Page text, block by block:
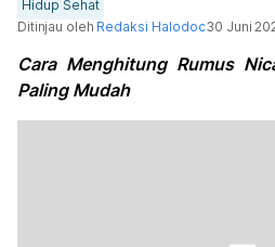
Hidup Sehat
Ditinjau oleh Redaksi Halodoc30 Juni
Cara Menghitung Rumus
Paling Mudah